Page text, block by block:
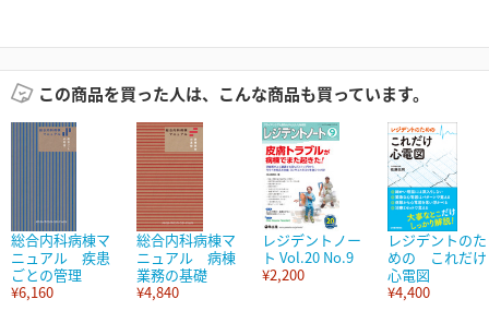
この商品を買った人は、こんな商品も買っています。
総合内科病棟マ
ニュアル 疾患
ごとの管理
¥6,160
総合内科病棟マ
ニュアル 病棟
業務の基礎
¥4,840
レジデントノー
ト Vol.20 No.9
¥2,200
レジデントのた
めの これだけ
心電図
¥4,400